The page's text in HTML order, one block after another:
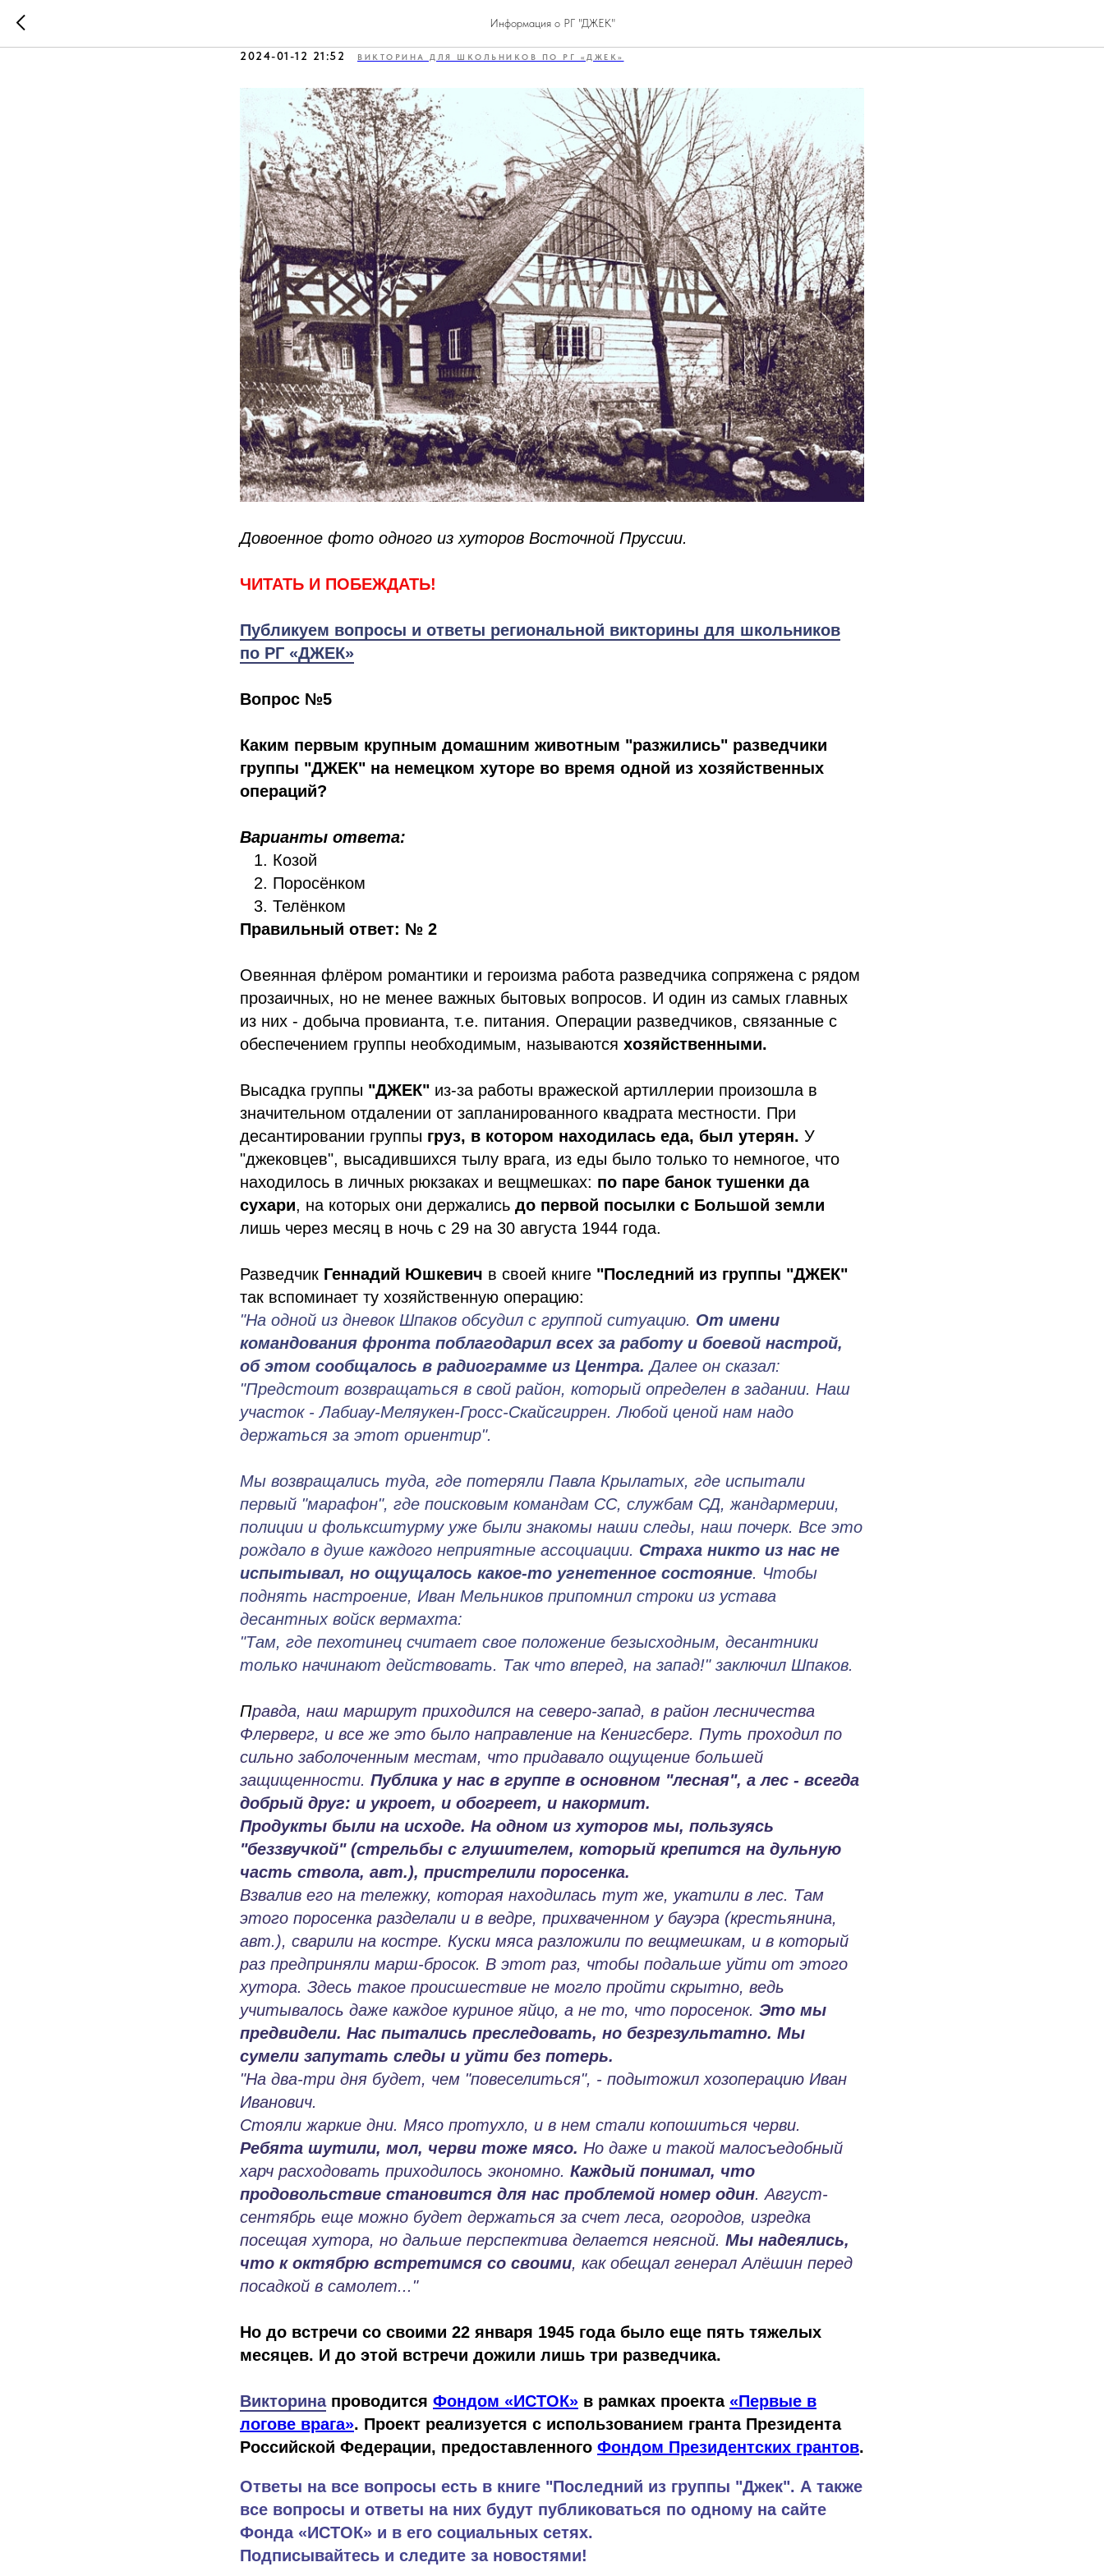
Информация о РГ "ДЖЕК"
2024-01-12 21:52 ВИКТОРИНА ДЛЯ ШКОЛЬНИКОВ ПО РГ «ДЖЕК»
Довоенное фото одного из хуторов Восточной Пруссии.
ЧИТАТЬ И ПОБЕЖДАТЬ!
Публикуем вопросы и ответы региональной викторины для школьников
по РГ «ДЖЕК»
Вопрос №5
Каким первым крупным домашним животным "разжились" разведчики
группы "ДЖЕК" на немецком хуторе во время одной из хозяйственных
операций?
Варианты ответа:
Козой
Поросёнком
Телёнком
Правильный ответ: № 2
Овеянная флёром романтики и героизма работа разведчика сопряжена с рядом
прозаичных, но не менее важных бытовых вопросов. И один из самых главных
из них - добыча провианта, т.е. питания. Операции разведчиков, связанные с
обеспечением группы необходимым, называются хозяйственными.
Высадка группы "ДЖЕК" из-за работы вражеской артиллерии произошла в
значительном отдалении от запланированного квадрата местности. При
десантировании группы груз, в котором находилась еда, был утерян. У
"джековцев", высадившихся тылу врага, из еды было только то немногое, что
находилось в личных рюкзаках и вещмешках: по паре банок тушенки да
сухари, на которых они держались до первой посылки с Большой земли
лишь через месяц в ночь с 29 на 30 августа 1944 года.
Разведчик Геннадий Юшкевич в своей книге "Последний из группы "ДЖЕК"
так вспоминает ту хозяйственную операцию:
"На одной из дневок Шпаков обсудил с группой ситуацию. От имени
командования фронта поблагодарил всех за работу и боевой настрой,
об этом сообщалось в радиограмме из Центра.Далее он сказал:
"Предстоит возвращаться в свой район, который определен в задании. Наш
участок - Лабиау-Меляукен-Гросс-Скайсгиррен. Любой ценой нам надо
держаться за этот ориентир".
Мы возвращались туда, где потеряли Павла Крылатых, где испытали
первый "марафон", где поисковым командам СС, службам СД, жандармерии,
полиции и фольксштурму уже были знакомы наши следы, наш почерк. Все это
рождало в душе каждого неприятные ассоциации. Страха никто из нас не
испытывал, но ощущалось какое-то угнетенное состояние. Чтобы
поднять настроение, Иван Мельников припомнил строки из устава
десантных войск вермахта:
"Там, где пехотинец считает свое положение безысходным, десантники
только начинают действовать. Так что вперед, на запад!" заключил Шпаков.
Правда, наш маршрут приходился на северо-запад, в район лесничества
Флерверг, и все же это было направление на Кенигсберг. Путь проходил по
сильно заболоченным местам, что придавало ощущение большей
защищенности. Публика у нас в группе в основном "лесная", а лес - всегда
добрый друг: и укроет, и обогреет, и накормит.
Продукты были на исходе. На одном из хуторов мы, пользуясь
"беззвучкой" (стрельбы с глушителем, который крепится на дульную
часть ствола, авт.), пристрелили поросенка.
Взвалив его на тележку, которая находилась тут же, укатили в лес. Там
этого поросенка разделали и в ведре, прихваченном у бауэра (крестьянина,
авт.), сварили на костре. Куски мяса разложили по вещмешкам, и в который
раз предприняли марш-бросок. В этот раз, чтобы подальше уйти от этого
хутора. Здесь такое происшествие не могло пройти скрытно, ведь
учитывалось даже каждое куриное яйцо, а не то, что поросенок. Это мы
предвидели. Нас пытались преследовать, но безрезультатно. Мы
сумели запутать следы и уйти без потерь.
"На два-три дня будет, чем "повеселиться", - подытожил хозоперацию Иван
Иванович.
Стояли жаркие дни. Мясо протухло, и в нем стали копошиться черви.
Ребята шутили, мол, черви тоже мясо. Но даже и такой малосъедобный
харч расходовать приходилось экономно. Каждый понимал, что
продовольствие становится для нас проблемой номер один. Август-
сентябрь еще можно будет держаться за счет леса, огородов, изредка
посещая хутора, но дальше перспектива делается неясной. Мы надеялись,
что к октябрю встретимся со своими, как обещал генерал Алёшин перед
посадкой в самолет..."
Но до встречи со своими 22 января 1945 года было еще пять тяжелых
месяцев. И до этой встречи дожили лишь три разведчика.
Викторинапроводится Фондом «ИСТОК» в рамках проекта «Первые в
логове врага». Проект реализуется с использованием гранта Президента
Российской Федерации, предоставленного Фондом Президентских грантов.
Ответы на все вопросы есть в книге "Последний из группы "Джек". А также
все вопросы и ответы на них будут публиковаться по одному на сайте
Фонда «ИСТОК» и в его социальных сетях.
Подписывайтесь и следите за новостями!